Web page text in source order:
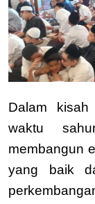
Dalam
waktu
membangun
yang baik